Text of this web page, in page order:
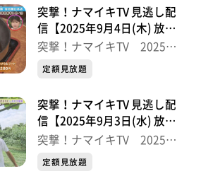
突撃！ナマイキTV 見逃し配
信【2025年9月4日(木) 放送
分】
突撃！ナマイキTV 2025後
半
定額見放題
突撃！ナマイキTV 見逃し配
信【2025年9月3日(水) 放送
分】
突撃！ナマイキTV 2025後
半
定額見放題